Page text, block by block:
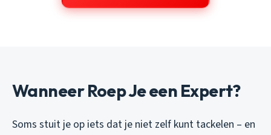
Wanneer Roep Je een Expert?
Soms stuit je op iets dat je niet zelf kunt tackelen – en